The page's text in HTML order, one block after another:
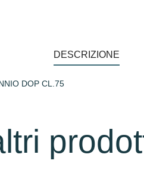
DESCRIZIONE
DOP CL.75